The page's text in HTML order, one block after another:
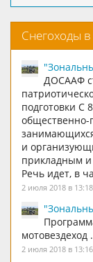
Снегоходы
ДОСААФ
подготовки С
общественно-
и
прикладным
Речь идет, в
2 июля 2018 в 13:18
мотовездеход .
2 июля 2018 в 13:16